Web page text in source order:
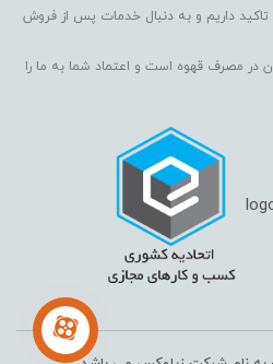
تاکید داریم و به دنبال خدمات پس از فروش
در مصرف قهوه است و اعتماد شما به ما را